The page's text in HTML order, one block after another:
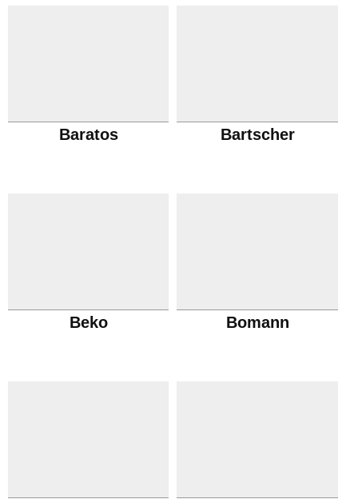
Baratos Bartscher
Beko Bomann